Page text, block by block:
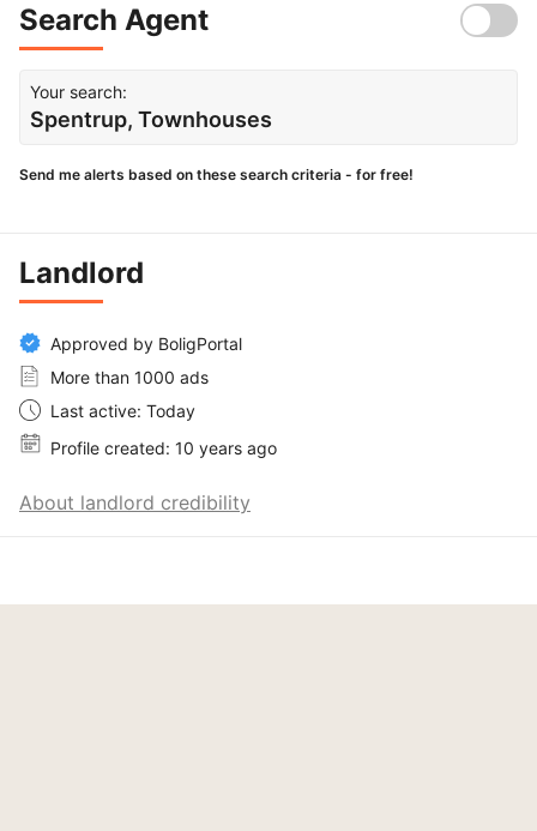
Search Agent
Your search:
Spentrup, Townhouses
Send me alerts based on these search criteria - for free!
Landlord
Approved by BoligPortal
More than 1000 ads
Last active: Today
Profile created: 10 years ago
About landlord credibility